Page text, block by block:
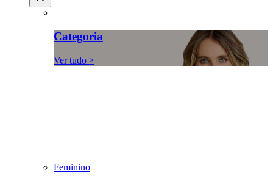
Categoria
Ver tudo >
Feminino